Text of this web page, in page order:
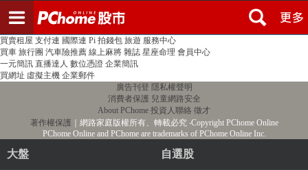
PChome首頁 線上購物 24h購物 書店
買賣租屋 支付連 國際連 Pi 拍錢包 旅遊 服務中心
買車 旅行團 汽車險推薦 線上麻將 雜誌 星座命理 會員中心
一元簡訊 直播達人 數位憑證 企業簡訊
買網址 虛擬主機 企業郵件
廣告刊登 隱私權聲明
消費者保護 兒童網路安全
About PChome 投資人聯絡 徵才
著作權保護 ｜網路家庭版權所有、轉載必究‧Copyright PChome Online
PChome Online and PChome are trademarks of PChome Online Inc.
大盤 自選股